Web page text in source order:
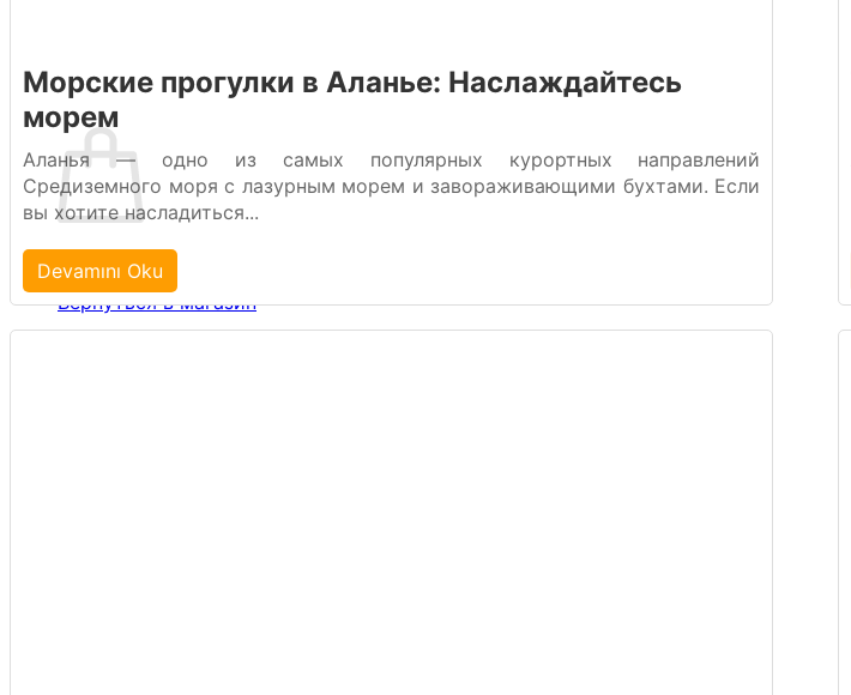
Вернуться в магазин
Корзина
Корзина пуста.
Вернуться в магазин
Морские прогулки в Аланье: Наслаждайтесь
морем
Аланья — одно из самых популярных курортных направлений
Средиземного моря с лазурным морем и завораживающими бухтами. Если
вы хотите насладиться...
Devamını Oku